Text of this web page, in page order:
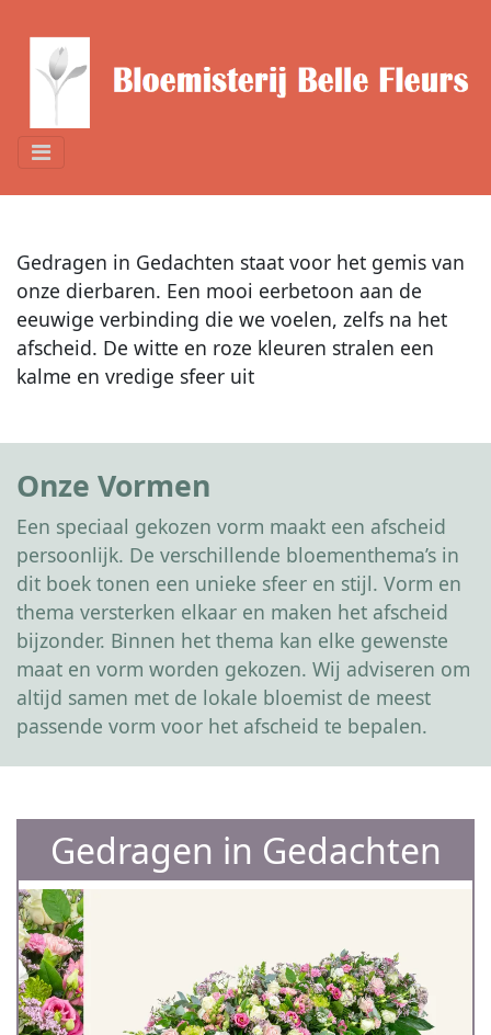
Gedragen in Gedachten staat voor het gemis van
onze dierbaren. Een mooi eerbetoon aan de
eeuwige verbinding die we voelen, zelfs na het
afscheid. De witte en roze kleuren stralen een
kalme en vredige sfeer uit
Onze Vormen
Een speciaal gekozen vorm maakt een afscheid
persoonlijk. De verschillende bloementhema’s in
dit boek tonen een unieke sfeer en stijl. Vorm en
thema versterken elkaar en maken het afscheid
bijzonder. Binnen het thema kan elke gewenste
maat en vorm worden gekozen. Wij adviseren om
altijd samen met de lokale bloemist de meest
passende vorm voor het afscheid te bepalen.
Gedragen in Gedachten